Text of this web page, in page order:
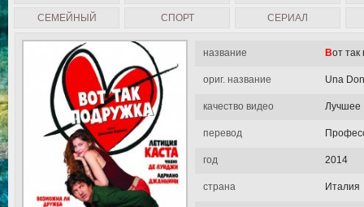
название Вот
ориг. название Una
качество видео Лучшее
перевод
год 2014
страна Италия
СЕМЕЙНЫЙ СПОРТ СЕРИАЛ